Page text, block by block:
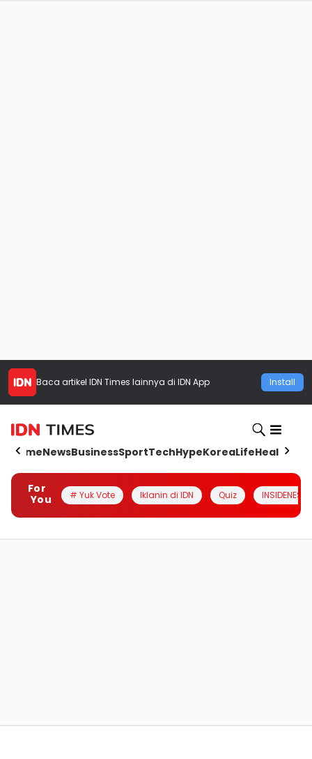
Baca artikel IDN Times lainnya di IDN App Install
HomeNewsBusinessSportTechHypeKoreaLifeHealth
For
You
# Yuk Vote Iklanin di IDN Quiz INSIDENESIA